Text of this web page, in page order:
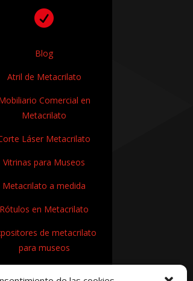

Blog
Atril de Metacrilato
Comercial en
Metacrilato
Láser Metacrilato
Vitrinas para Museos
Metacrilato a medida
Rótulos en Metacrilato
de metacrilato
para museos